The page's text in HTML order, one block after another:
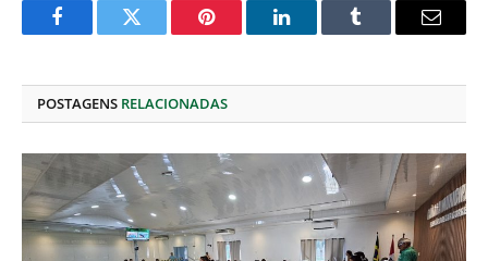
FacebookTwitter Pinterest O
Tumblr
E-
POSTAGENS RELACIONADAS